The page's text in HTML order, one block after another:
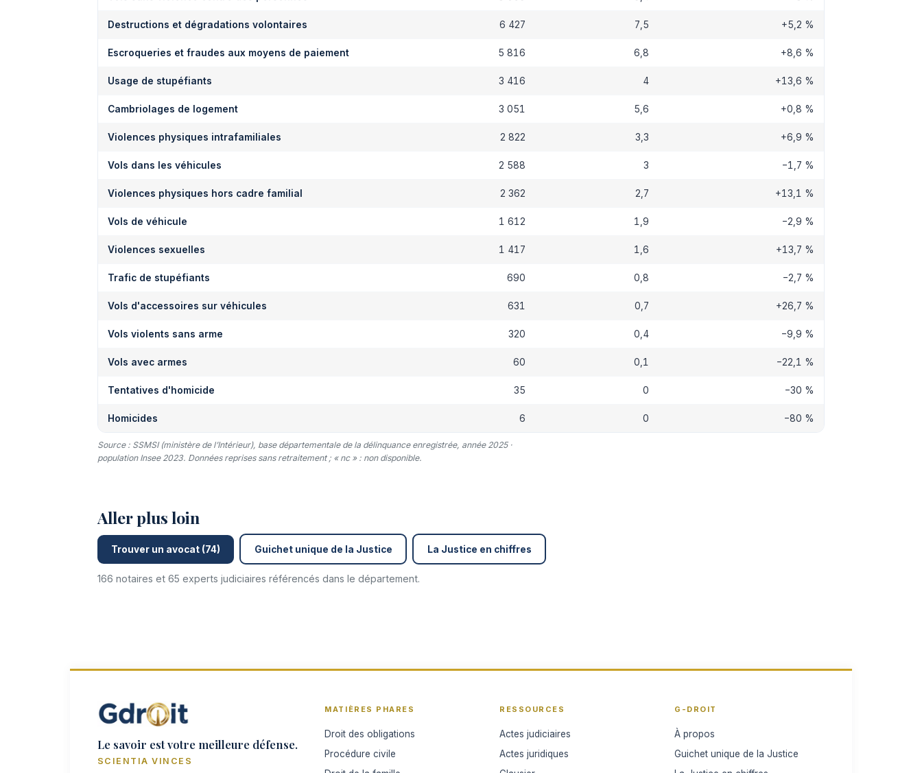
Destructions et dégradations volontaires 6 427 7,5 +5,2 %
Escroqueries et fraudes aux moyens de paiement 5 816 6,8 +8,6 %
Usage de stupéfiants 3 416 4 +13,6 %
Cambriolages de logement 3 051 5,6 +0,8 %
Violences physiques intrafamiliales 2 822 3,3 +6,9 %
Vols dans les véhicules 2 588 3 −1,7 %
Violences physiques hors cadre familial 2 362 2,7 +13,1 %
Vols de véhicule 1 612 1,9 −2,9 %
Violences sexuelles 1 417 1,6 +13,7 %
Trafic de stupéfiants 690 0,8 −2,7 %
Vols d'accessoires sur véhicules 631 0,7 +26,7 %
Vols violents sans arme 320 0,4 −9,9 %
Vols avec armes 60 0,1 −22,1 %
Tentatives d'homicide 35 0 −30 %
Homicides 6 0 −80 %
Source : SSMSI (ministère de l’Intérieur), base départementale de la délinquance enregistrée, année 2025 ·
population Insee 2023. Données reprises sans retraitement ; « nc » : non disponible.
Aller plus loin
Trouver un avocat (74) Guichet unique de la Justice La Justice en chiffres
166 notaires et 65 experts judiciaires référencés dans le département.
Le savoir est votre meilleure défense.
SCIENTIA VINCES
MATIÈRES PHARES
Droit des obligations
Procédure civile
RESSOURCES
Actes judiciaires
Actes juridiques
G-DROIT
À propos
Guichet unique de la Justice